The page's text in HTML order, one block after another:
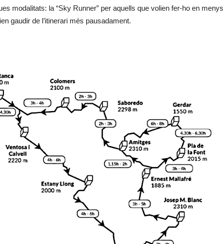
modalitats: la “Sky Runner” per aquells que volien fer-ho en
gaudir de l’itinerari més pausadament.